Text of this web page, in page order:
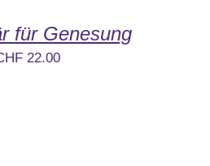
für Genesung
22.00